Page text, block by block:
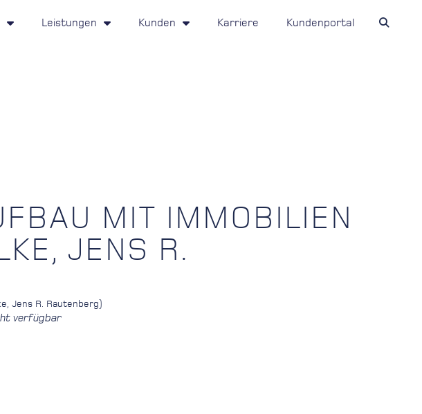
Leistungen Kunden Karriere Kundenportal
MIT IMMOBILIEN
JENS R.
Jens R. Rautenberg)
verfügbar